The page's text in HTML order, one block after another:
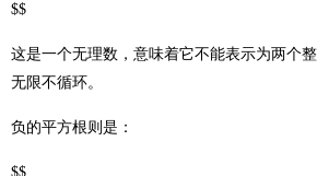
$$
这是一个无理数，意味着它不能表示为两个
无限不循环。
负的平方根则是：
$$